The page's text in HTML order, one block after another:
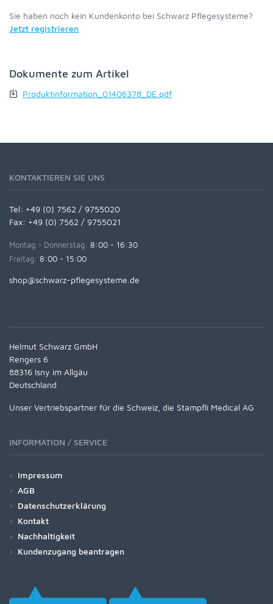
Sie haben noch kein Kundenkonto bei Schwarz Pflegesysteme?
Jetzt registrieren
Dokumente zum Artikel
Produktinformation_01406378_DE.pdf
KONTAKTIEREN SIE UNS
Tel: +49 (0) 7562 / 9755020
Fax: +49 (0) 7562 / 9755021
Montag - Donnerstag: 8:00 - 16:30
Freitag: 8:00 - 15:00
shop@schwarz-pflegesysteme.de
Helmut Schwarz GmbH
Rengers 6
88316 Isny im Allgäu
Deutschland
Unser Vertriebspartner für die Schweiz, die Stampfli Medical AG
INFORMATION / SERVICE
Impressum
AGB
Datenschutzerklärung
Kontakt
Nachhaltigkeit
Kundenzugang beantragen